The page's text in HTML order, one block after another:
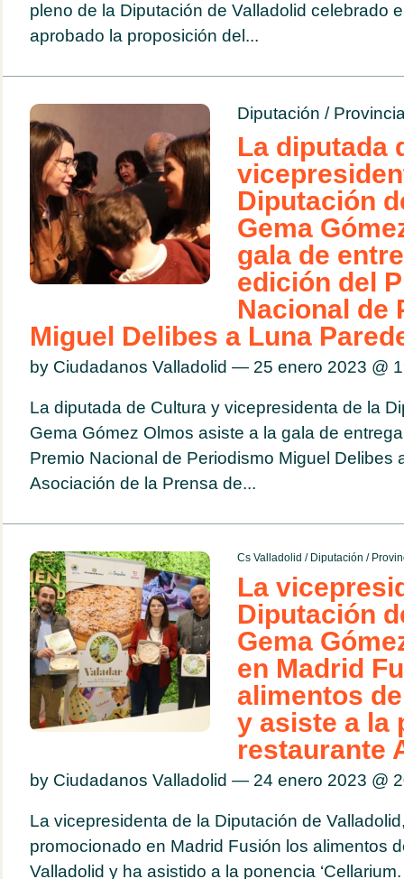
pleno de la Diputación de Valladolid celebrado
aprobado la proposición del...
Diputación /
La diputada
Diputación
Gema
gala de
edición del
Nacional de
Miguel Delibes a Luna
by Ciudadanos Valladolid — 25 enero 2023 @
La diputada de Cultura y vicepresidenta de la
Gema Gómez Olmos asiste a la gala de
Premio Nacional de Periodismo Miguel Delibes
Asociación de la Prensa de...
Cs Valladolid / Diputación /
La
Diputación
Gema
en Madrid
alimentos
y asiste a la
restaurante
by Ciudadanos Valladolid — 24 enero 2023 @
La vicepresidenta de la Diputación de
promocionado en Madrid Fusión los alimentos
Valladolid y ha asistido a la ponencia